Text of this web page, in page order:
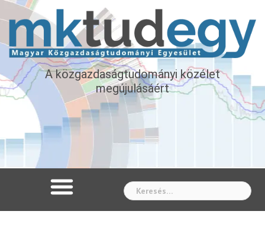
A közgazdaságtudományi közélet
megújulásáért